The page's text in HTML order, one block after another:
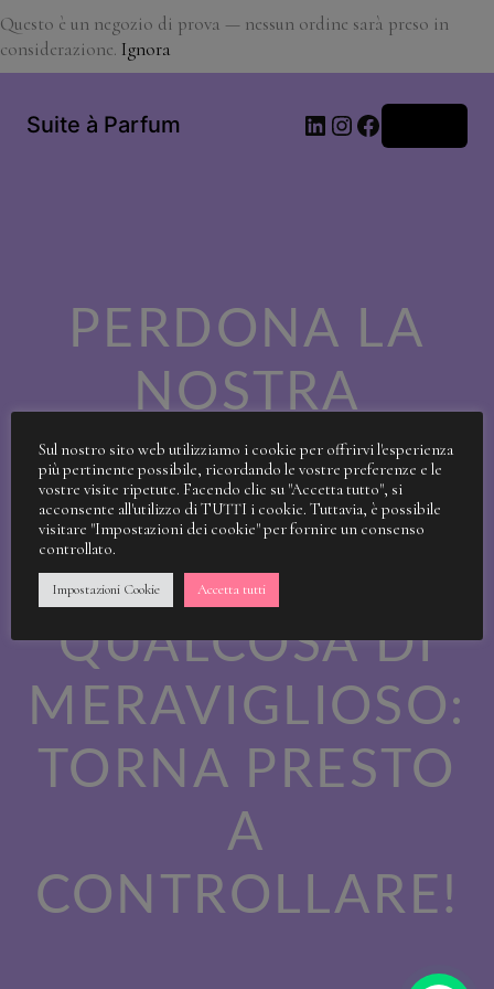
Questo è un negozio di prova — nessun ordine sarà preso in
considerazione. Ignora
Suite à Parfum LinkedIn
Instagram
Facebook
PERDONA LA
NOSTRA
SPORCIZIA!
STIAMO
LAVORANDO A
QUALCOSA DI
MERAVIGLIOSO:
TORNA PRESTO
A
CONTROLLARE!
Sul nostro sito web utilizziamo i cookie per offrirvi l'esperienza
più pertinente possibile, ricordando le vostre preferenze e le
vostre visite ripetute. Facendo clic su "Accetta tutto", si
acconsente all'utilizzo di TUTTI i cookie. Tuttavia, è possibile
visitare "Impostazioni dei cookie" per fornire un consenso
controllato.
Impostazioni Cookie Accetta tutti